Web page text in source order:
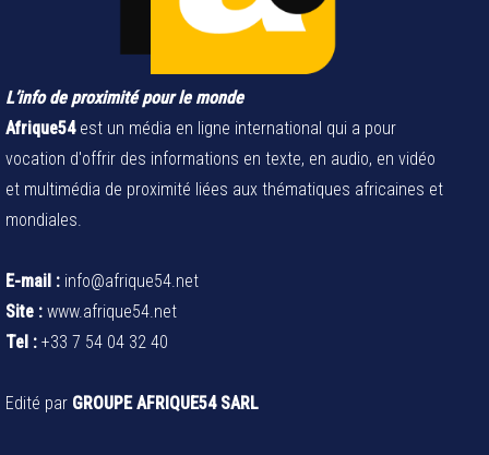
L’info de proximité pour le monde
Afrique54est un média en ligne international qui a pour
vocation d'offrir des informations en texte, en audio, en vidéo
et multimédia de proximité liées aux thématiques africaines et
mondiales.
E-mail : info@afrique54.net
Site : www.afrique54.net
Tel : +33 7 54 04 32 40
Edité par GROUPE AFRIQUE54 SARL